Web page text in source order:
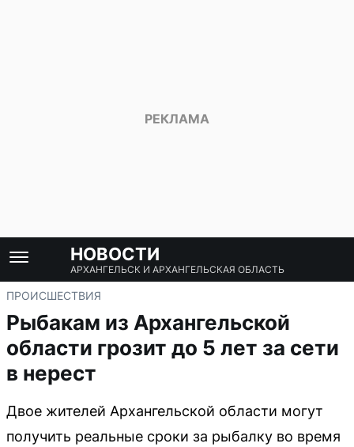
НОВОСТИ
АРХАНГЕЛЬСК И АРХАНГЕЛЬСКАЯ ОБЛАСТЬ
ПРОИСШЕСТВИЯ
Рыбакам из Архангельской
области грозит до 5 лет за сети
в нерест
Двое жителей Архангельской области могут
получить реальные сроки за рыбалку во время